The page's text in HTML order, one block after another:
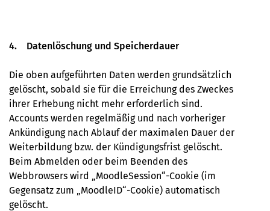
4. Datenlöschung und Speicherdauer
Die oben aufgeführten Daten werden grundsätzlich
gelöscht, sobald sie für die Erreichung des Zweckes
ihrer Erhebung nicht mehr erforderlich sind.
Accounts werden regelmäßig und nach vorheriger
Ankündigung nach Ablauf der maximalen Dauer der
Weiterbildung bzw. der Kündigungsfrist gelöscht.
Beim Abmelden oder beim Beenden des
Webbrowsers wird „MoodleSession“-Cookie (im
Gegensatz zum „MoodleID“-Cookie) automatisch
gelöscht.